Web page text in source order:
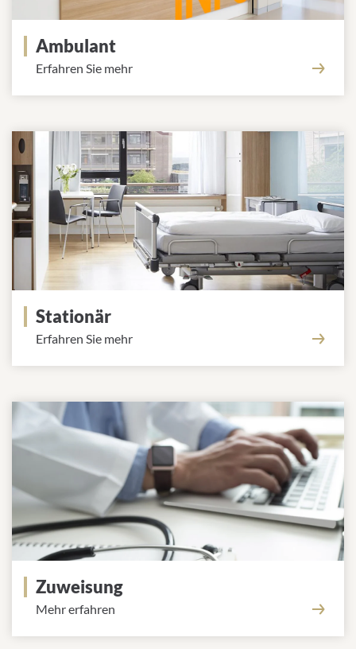
Ambulant
Erfahren Sie mehr
Stationär
Erfahren Sie mehr
Zuweisung
Mehr erfahren